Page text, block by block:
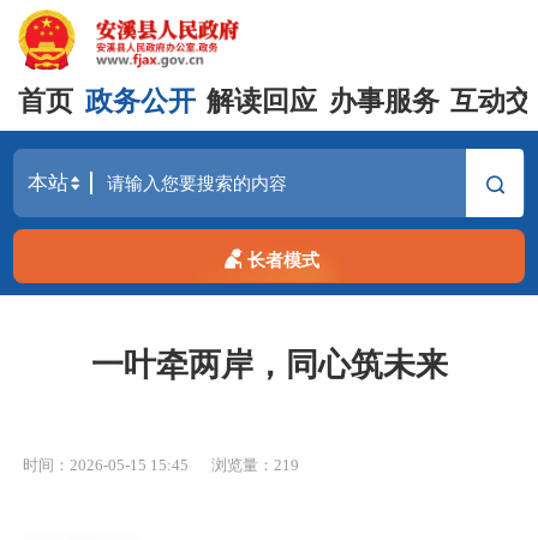
首页 政务公开 解读回应 办事服务 互动
长者模式
一叶牵两岸，同心筑未来
时间：2026-05-15 15:45 浏览量： 219